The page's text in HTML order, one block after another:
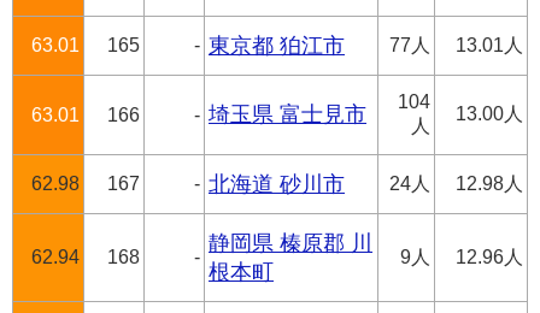
63.01 165 - 東京都 狛江市 77人 13.01人
63.01 166 - 埼玉県 富士見市
104
人
13.00人
62.98 167 - 北海道 砂川市 24人 12.98人
62.94 168 -
静岡県 榛原郡 川
根本町
9人 12.96人